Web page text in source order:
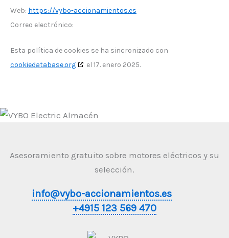
Web: https://vybo-accionamientos.es
Correo electrónico:
Esta política de cookies se ha sincronizado con
cookiedatabase.org
el 17. enero 2025.
Asesoramiento gratuito sobre motores eléctricos y su
selección.
info@vybo-accionamientos.es
+4915 123 569 470